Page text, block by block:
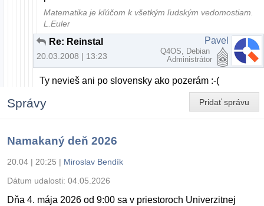
Matematika je kľúčom k všetkým ľudským vedomostiam.
L.Euler
Re: Reinstal
20.03.2008 | 13:23
Pavel
Q4OS, Debian
Administrátor
Ty nevieš ani po slovensky ako pozerám :-(
Pridať správu
Správy
Namakaný deň 2026
20.04 | 20:25 | Miroslav Bendík
Dátum udalosti: 04.05.2026
Dňa 4. mája 2026 od 9:00 sa v priestoroch Univerzitnej